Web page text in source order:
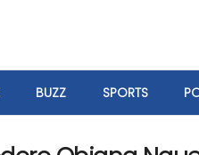
BUZZ SPORTS